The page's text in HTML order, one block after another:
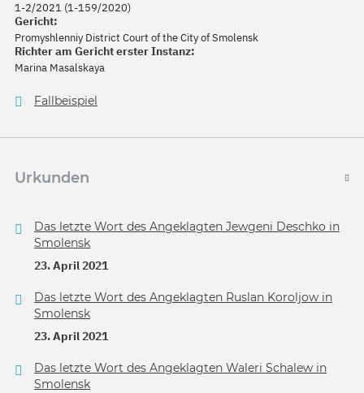
1-2/2021 (1-159/2020)
Gericht:
Promyshlenniy District Court of the City of Smolensk
Richter am Gericht erster Instanz:
Marina Masalskaya
Fallbeispiel
Urkunden
Das letzte Wort des Angeklagten Jewgeni Deschko in
Smolensk
23. April 2021
Das letzte Wort des Angeklagten Ruslan Koroljow in
Smolensk
23. April 2021
Das letzte Wort des Angeklagten Waleri Schalew in
Smolensk